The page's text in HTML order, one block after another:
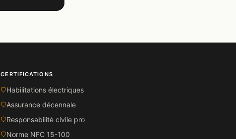
CERTIFICATIONS
Habilitations électriques
Assurance décennale
Responsabilité civile pro
Norme NFC 15-100